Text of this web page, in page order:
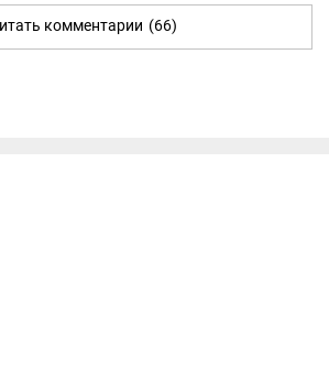
комментарии (66)